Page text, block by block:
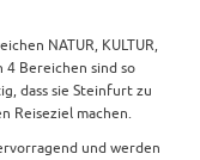
NATUR, KULTUR,
4 Bereichen sind so
dass sie Steinfurt zu
Reiseziel machen.
und werden